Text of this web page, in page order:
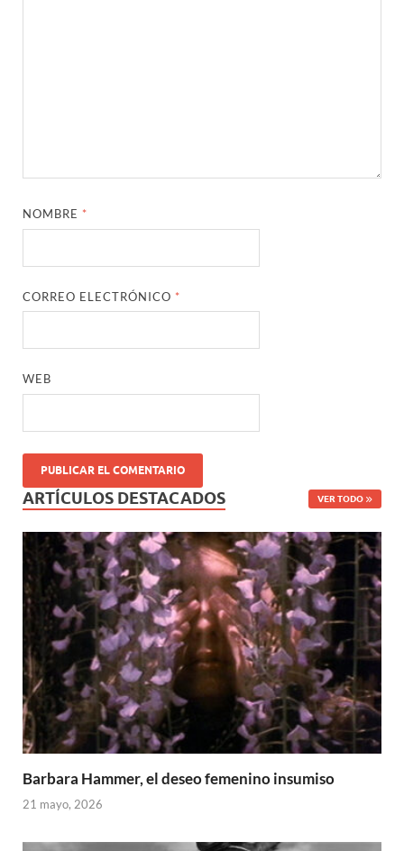
NOMBRE *
CORREO ELECTRÓNICO *
WEB
ARTÍCULOS DESTACADOS VER TODO
Barbara Hammer, el deseo femenino insumiso
21 mayo, 2026